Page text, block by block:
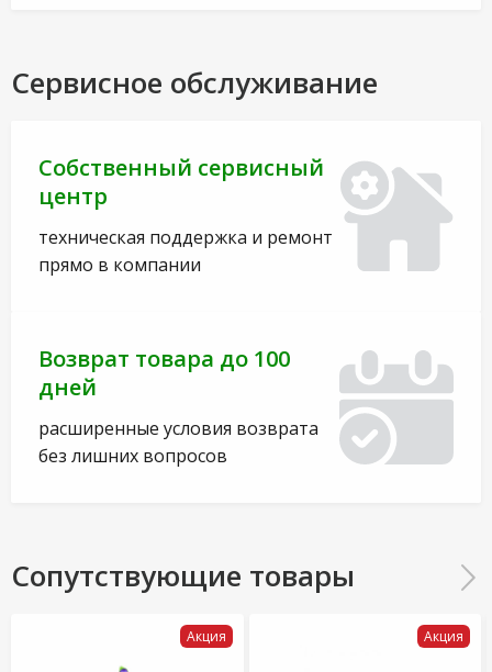
Сервисное обслуживание
Собственный сервисный
центр
техническая поддержка и ремонт
прямо в компании
Возврат товара до 100
дней
расширенные условия возврата
без лишних вопросов
Сопутствующие товары
Акция Акция